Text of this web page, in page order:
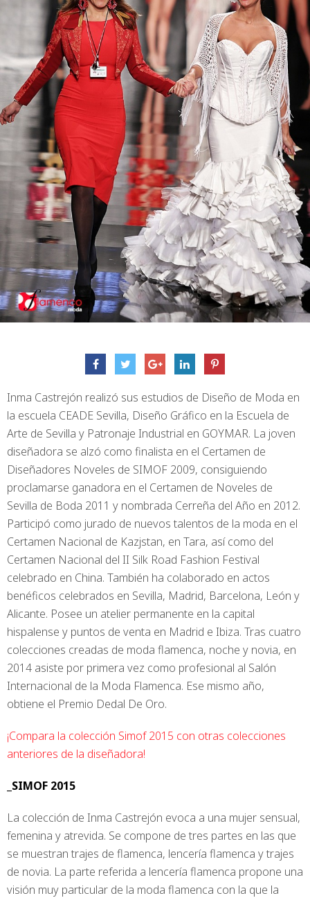
Inma Castrejón realizó sus estudios de Diseño de Moda en
la escuela CEADE Sevilla, Diseño Gráfico en la Escuela de
Arte de Sevilla y Patronaje Industrial en GOYMAR. La joven
diseñadora se alzó como finalista en el Certamen de
Diseñadores Noveles de SIMOF 2009, consiguiendo
proclamarse ganadora en el Certamen de Noveles de
Sevilla de Boda 2011 y nombrada Cerreña del Año en 2012.
Participó como jurado de nuevos talentos de la moda en el
Certamen Nacional de Kazjstan, en Tara, así como del
Certamen Nacional del II Silk Road Fashion Festival
celebrado en China. También ha colaborado en actos
benéficos celebrados en Sevilla, Madrid, Barcelona, León y
Alicante. Posee un atelier permanente en la capital
hispalense y puntos de venta en Madrid e Ibiza. Tras cuatro
colecciones creadas de moda flamenca, noche y novia, en
2014 asiste por primera vez como profesional al Salón
Internacional de la Moda Flamenca. Ese mismo año,
obtiene el Premio Dedal De Oro.
¡Compara la colección Simof 2015 con otras colecciones
anteriores de la diseñadora!
_SIMOF 2015
La colección de Inma Castrejón evoca a una mujer sensual,
femenina y atrevida. Se compone de tres partes en las que
se muestran trajes de flamenca, lencería flamenca y trajes
de novia. La parte referida a lencería flamenca propone una
visión muy particular de la moda flamenca con la que la